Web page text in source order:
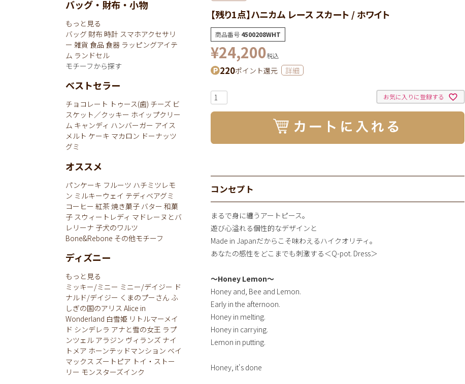
【残り1点】ハニカム レース スカート / ホワイト
商品番号 4500208WHT
¥24,200税込
220ポイント還元 詳細
お気に入りに登録する
コンセプト
まるで身に纏うアートピース。
遊び心溢れる個性的なデザインと
Made in Japanだからこそ味わえるハイクオリティ。
あなたの感性をどこまでも刺激する＜Q-pot. Dress＞
～Honey Lemon～
Honey and, Bee and Lemon.
Early in the afternoon.
Honey in melting.
Honey in carrying.
Lemon in putting.
Honey, it's done
バッグ・財布・小物
もっと見る
バッグ 財布 時計 スマホアクセサリ
ー 雑貨 食品 食器 ラッピングアイテ
ム ランドセル
モチーフから探す
ベストセラー
チョコレート トゥース(歯) チーズ ビ
スケット／クッキー ホイップクリー
ム キャンディ ハンバーガー アイス
メルト ケーキ マカロン ドーナッツ
グミ
オススメ
パンケーキ フルーツ ハチミツレモ
ン ミルキーウェイ テディベアグミ
コーヒー 紅茶焼き菓子 バター 和菓
子 スウィートレディ マドレーヌとバ
レリーナ 子犬のワルツ
Bone&Rebone その他モチーフ
ディズニー
もっと見る
ミッキー/ミニー ミニー/デイジー ド
ナルド/デイジー くまのプーさん ふ
しぎの国のアリス Alice in
Wonderland 白雪姫 リトルマーメイ
ド シンデレラ アナと雪の女王 ラプ
ンツェル アラジン ヴィランズ ナイ
トメア ホーンテッドマンション ベイ
マックス ズートピア トイ・ストー
リー モンスターズインク